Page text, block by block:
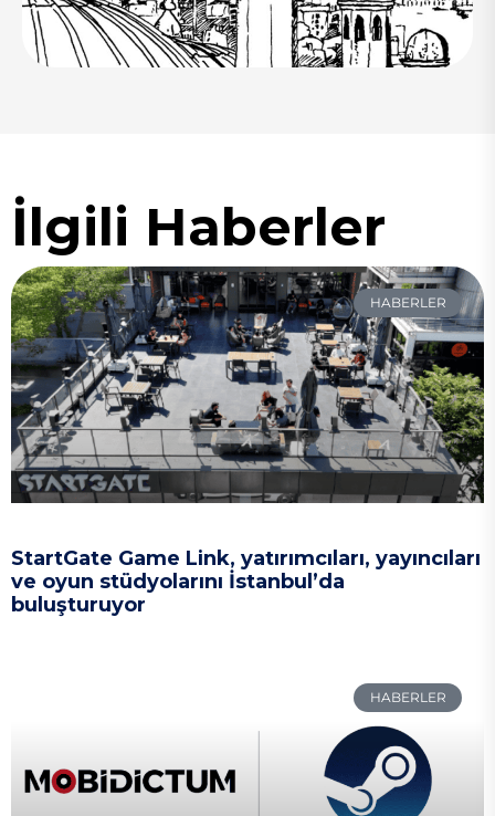
İlgili Haberler
HABERLER
StartGate Game Link, yatırımcıları, yayıncıları
ve oyun stüdyolarını İstanbul’da
buluşturuyor
HABERLER